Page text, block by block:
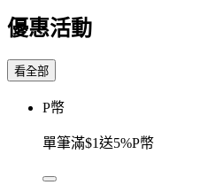
優惠活動
看全部
P幣
單筆滿$1送5%P幣